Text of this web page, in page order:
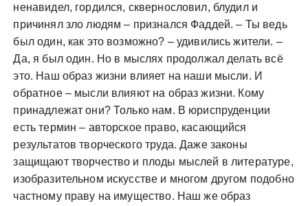
ненавидел, гордился, сквернословил, блудил и
причинял зло людям – признался Фаддей. – Ты ведь
был один, как это возможно? – удивились жители. –
Да, я был один. Но в мыслях продолжал делать всё
это. Наш образ жизни влияет на наши мысли. И
обратное – мысли влияют на образ жизни. Кому
принадлежат они? Только нам. В юриспруденции
есть термин – авторское право, касающийся
результатов творческого труда. Даже законы
защищают творчество и плоды мыслей в литературе,
изобразительном искусстве и многом другом подобно
частному праву на имущество. Наш же образ